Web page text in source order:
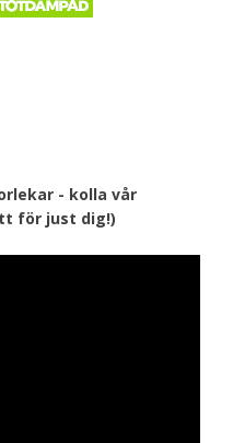
- kolla vår
för just dig!)